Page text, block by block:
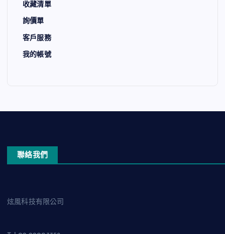
收藏清單
詢價單
客戶服務
我的帳號
聯絡我們
炫風科技有限公司